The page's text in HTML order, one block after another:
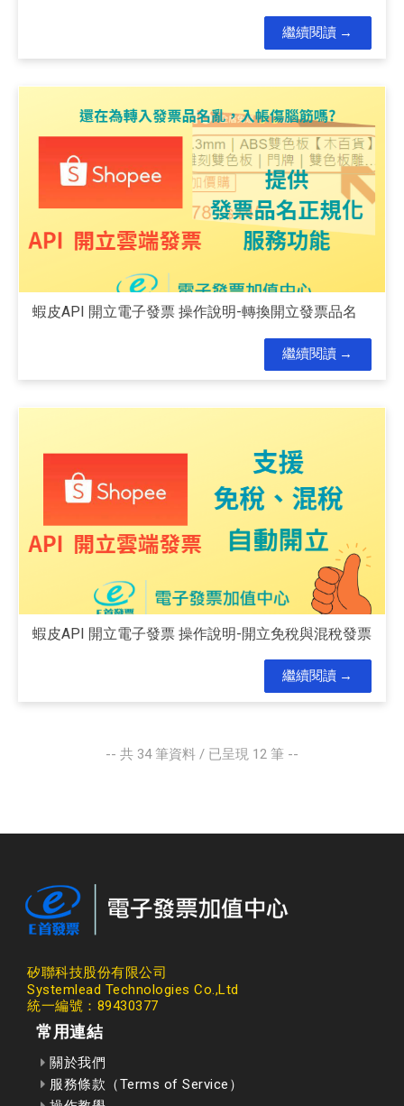
繼續閱讀
蝦皮API 開立電子發票 操作說明-轉換開立發票品名
繼續閱讀
蝦皮API 開立電子發票 操作說明-開立免稅與混稅發票
繼續閱讀
-- 共 34筆資料 / 已呈現 12 筆 --
矽聯科技股份有限公司
Systemlead Technologies Co.,Ltd
統一編號：89430377
常用連結
關於我們
服務條款（Terms of Service）